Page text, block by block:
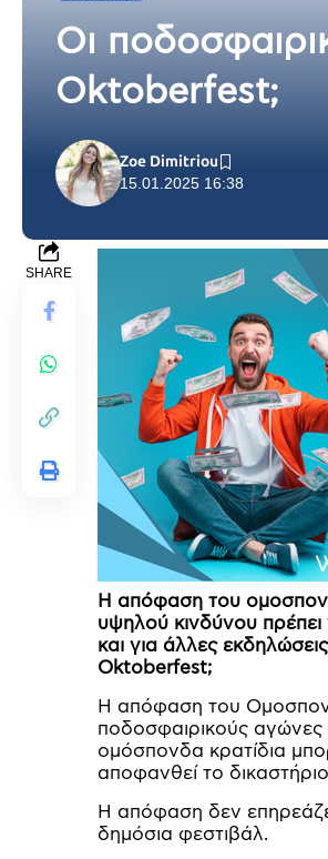
Οι
Oktoberfest;
15.01.2025 16:38
Zoe Dimitriou
SHARE
Η απόφαση του
υψηλού κινδύνου
και για άλλες
Oktoberfest;
Η απόφαση του
ποδοσφαιρικούς αγώνες
ομόσπονδα κρατίδια
αποφανθεί το
Η απόφαση δεν
δημόσια φεστιβάλ.